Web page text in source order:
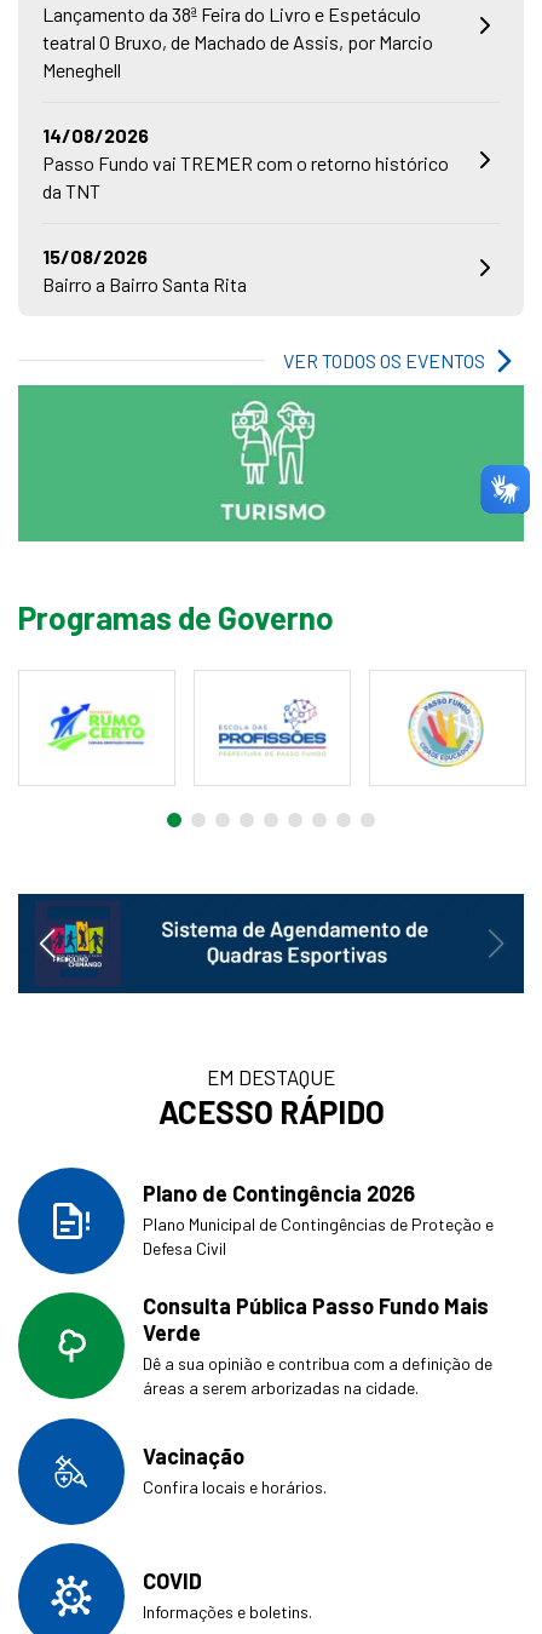
Lançamento da 38ª Feira do Livro e Espetáculo
teatral O Bruxo, de Machado de Assis, por Marcio
Meneghell
14/08/2026
Passo Fundo vai TREMER com o retorno histórico
da TNT
15/08/2026
Bairro a Bairro Santa Rita
VER TODOS OS EVENTOS
Programas de Governo
EM DESTAQUE
ACESSO RÁPIDO
Plano de Contingência 2026
Plano Municipal de Contingências de Proteção e
Defesa Civil
Consulta Pública Passo Fundo Mais
Verde
Dê a sua opinião e contribua com a definição de
áreas a serem arborizadas na cidade.
Vacinação
Confira locais e horários.
COVID
Informações e boletins.